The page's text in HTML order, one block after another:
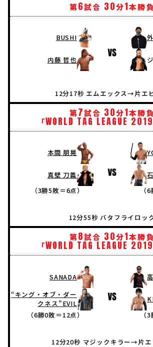
第6試合 30分1本勝負
BUSHI
内藤 哲也
12分17秒 エムエックス→片エ
第7試合 30分1本勝負
「WORLD TAG LEAGUE 2019
本間 朋晃
真壁 刀義
（3勝5敗＝6点）
（
12分55秒 バタフライロッ
第8試合 30分1本勝負
「WORLD TAG LEAGUE 2019
SANADA
“キング・オブ・ダー
クネス”EVIL
（6勝0敗＝12点）
（
12分20秒 マジックキラー→片エ